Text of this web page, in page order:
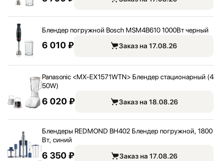
Блендер погружной Bosch MSM4B610 1000Вт черный
6 010 ₽ Заказ на 17.08.26
Panasonic <MX-EX1571WTN> Блендер стационарный (4
50W)
6 020 ₽ Заказ на 18.08.26
Блендеры REDMOND BH402 Блендер погружной, 1800
Вт, синий
6 350 ₽ Заказ на 17.08.26